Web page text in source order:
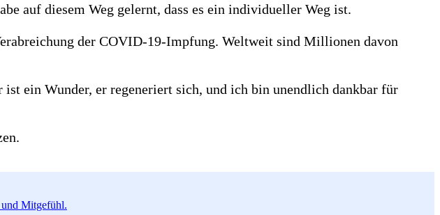
auf diesem Weg gelernt, dass es ein individueller Weg ist.
der COVID-19-Impfung. Weltweit sind Millionen davon
ein Wunder, er regeneriert sich, und ich bin unendlich dankbar für
und Mitgefühl.